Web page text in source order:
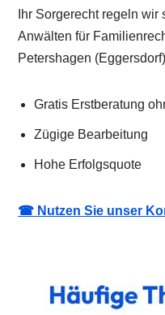
Ihr Sorgerecht regeln
Anwälten für
Petershagen
Gratis Erstberatung
Zügige Bearbeitung
Hohe Erfolgsquote
☎ Nutzen Sie unser